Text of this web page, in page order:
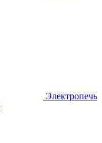
Электропечь